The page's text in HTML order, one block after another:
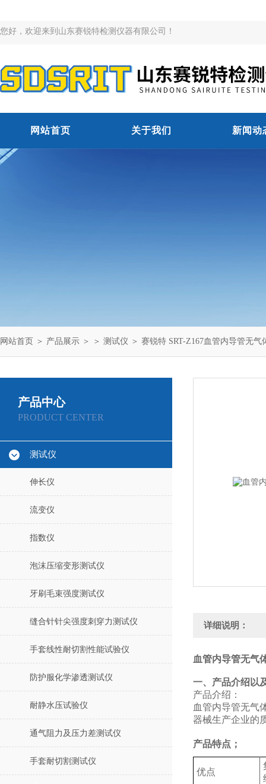
您好，欢迎来到山东赛锐特检测仪器有限公司！
网站首页 关于我们 新闻动
网站首页 ＞ 产品展示 ＞ ＞ 测试仪 ＞ 赛锐特 SRT-Z167血管内导管无
产品中心
PRODUCT CENTER
测试仪
伸长仪
流变仪
指数仪
泡沫压缩变形测试仪
牙刷毛束强度测试仪
缝合针针尖强度刺穿力测试仪
手套线性耐切割性能试验仪
防护服化学渗透测试仪
耐静水压试验仪
通气阻力及压力差测试仪
手套耐切割测试仪
详细说明：
血管内导管无气
一、产品介绍以
产品介绍：
血管内导管无气
器械生产企业的
产品特点；
优点